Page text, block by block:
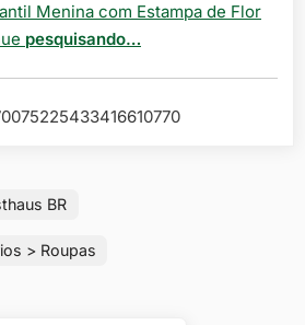
Menina com Estampa de Flor
pesquisando…
BR
> Roupas